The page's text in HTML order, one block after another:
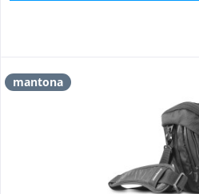
mantona